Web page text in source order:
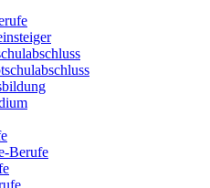
Berufe